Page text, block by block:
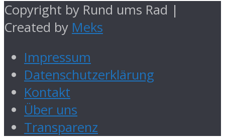
Copyright by Rund ums Rad |
Created by Meks
Impressum
Datenschutzerklärung
Kontakt
Über uns
Transparenz